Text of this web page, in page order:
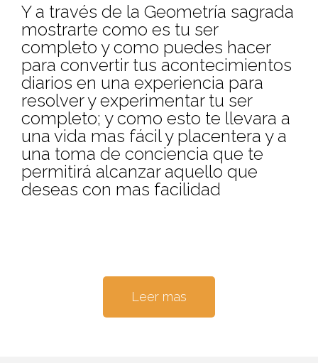
Y a través de la Geometría sagrada
mostrarte como es tu ser
completo y como puedes hacer
para convertir tus acontecimientos
diarios en una experiencia para
resolver y experimentar tu ser
completo; y como esto te llevara a
una vida mas fácil y placentera y a
una toma de conciencia que te
permitirá alcanzar aquello que
deseas con mas facilidad
Leer mas